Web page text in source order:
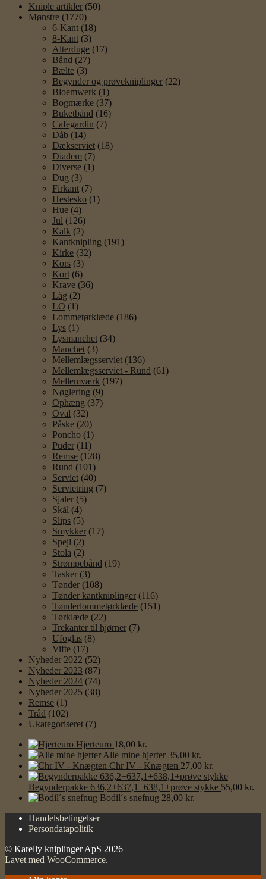
Kniple artikler (50)
Mønstre (1770)
6-Kant (18)
8-Kant (3)
Alterduge (17)
Bånd (27)
Bælte (3)
Begynder og prøvekniplinger (22)
Bloemwerk (1)
Bogmærke (37)
Buketbånd (16)
Cafegardin (7)
Dåb (14)
Dækserviet (18)
Diadem (7)
Diverse (1)
Dug (3)
Firkant (7)
Hestesko (1)
Hue (4)
Jul (126)
Kalk (2)
Kantknipling (191)
Kirke (32)
Kors (3)
Kort (6)
Krave (36)
Låg (2)
LO (1)
Lommetørklæde (186)
Lys (1)
Lysmanchet (34)
Manchet (3)
Mellemlægsserviet (136)
Mellemlægsserviet - Rund (61)
Mellemværk (197)
Nøglering (9)
Ophæng (37)
Oval (32)
Påske (20)
Poncho (1)
Puder (11)
Remse (128)
Rund (101)
Serviet (40)
Servietring (7)
Sjaler (5)
Skål (4)
Slips (5)
Smykker (17)
Spejl (2)
Stola (2)
Strømpebånd (19)
Tasker (3)
Tønder (108)
Tønder kantkniplinger (116)
Tønderlommetørklæde (151)
Tørklæde (22)
Trekanter til hjørner (7)
Ufoglas (8)
Vifte (17)
Nyheder 2022 (52)
Nyheder 2023 (87)
Nyheder 2024 (74)
Nyheder 2025 (38)
Remse (1)
Tråd (102)
Ukategoriseret (7)
Hjerteuro 18,00 kr.
Alle mine hjerter 35,00 kr.
Chr IV - Knægten 27,00 kr.
Begynderpakke 636,2+637,1+638,1+prøve stykke 55,00 kr.
Bodil´s snefnug 28,00 kr.
Handelsbetingelser
Persondatapolitik
© Karelly kniplinger ApS 2026
Lavet med WooCommerce.